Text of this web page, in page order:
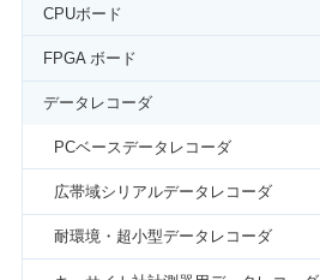
CPUボード
FPGA ボード
データレコーダ
PCベースデータレコーダ
広帯域シリアルデータレコーダ
耐環境・超小型データレコーダ